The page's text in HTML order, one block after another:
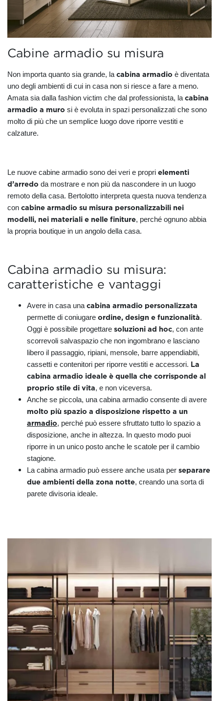
Cabine armadio su misura
Non importa quanto sia grande, la cabina armadio è diventata
uno degli ambienti di cui in casa non si riesce a fare a meno.
Amata sia dalla fashion victim che dal professionista, la cabina
armadio a muro si è evoluta in spazi personalizzati che sono
molto di più che un semplice luogo dove riporre vestiti e
calzature.
Le nuove cabine armadio sono dei veri e propri elementi
d’arredo da mostrare e non più da nascondere in un luogo
remoto della casa. Bertolotto interpreta questa nuova tendenza
con cabine armadio su misura personalizzabili nei
modelli, nei materiali e nelle finiture, perché ognuno abbia
la propria boutique in un angolo della casa.
Cabina armadio su misura:
caratteristiche e vantaggi
Avere in casa una cabina armadio personalizzata
permette di coniugare ordine, design e funzionalità.
Oggi è possibile progettare soluzioni ad hoc, con ante
scorrevoli salvaspazio che non ingombrano e lasciano
libero il passaggio, ripiani, mensole, barre appendiabiti,
cassetti e contenitori per riporre vestiti e accessori. La
cabina armadio ideale è quella che corrisponde al
proprio stile di vita, e non viceversa.
Anche se piccola, una cabina armadio consente di avere
molto più spazio a disposizione rispetto a un
armadio, perché può essere sfruttato tutto lo spazio a
disposizione, anche in altezza. In questo modo puoi
riporre in un unico posto anche le scatole per il cambio
stagione.
La cabina armadio può essere anche usata per separare
due ambienti della zona notte, creando una sorta di
parete divisoria ideale.